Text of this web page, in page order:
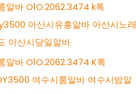
알바 O1O.2062.3474 k톡
아산시유흥알바 아산시노래
아산시당일알바
알바 O1O.2062.3474 K톡
여수시룸알바 여수시밤알